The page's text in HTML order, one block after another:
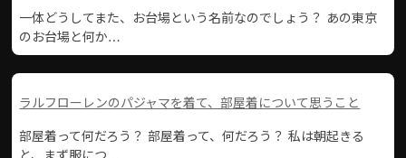
一体どうしてまた、お台場という名前なのでしょう？ あの東京
のお台場と何か…
ラルフローレンのパジャマを着て、部屋着について思うこと
部屋着って何だろう？ 部屋着って、何だろう？ 私は朝起きる